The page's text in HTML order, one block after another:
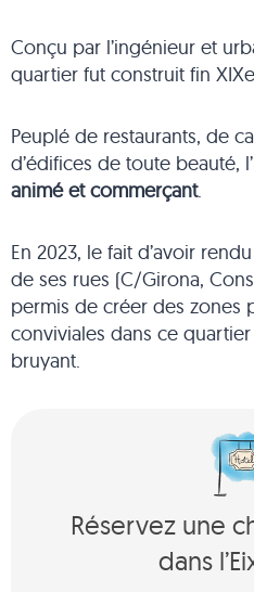
Conçu par l’ingénieur et
quartier fut construit fin
Peuplé de restaurants, de
d’édifices de toute beauté,
animé et commerçant.
En 2023, le fait d’avoir
de ses rues (C/Girona,
permis de créer des zones
conviviales dans ce
bruyant.
Réservez une
dans